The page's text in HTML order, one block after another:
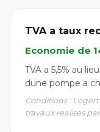
TVA a taux
Economie de
TVA a 5,5% au
dune pompe a
Conditions :
travaux realises